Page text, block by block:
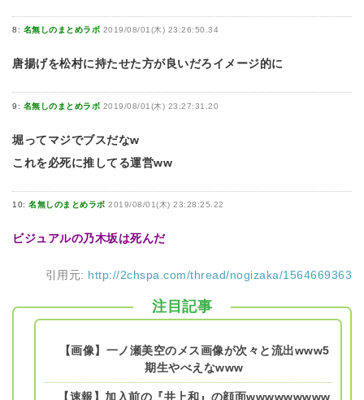
8: 名無しのまとめラボ 2019/08/01(木) 23:26:50.34
唐揚げを松村に持たせた方が良いだろイメージ的に
9: 名無しのまとめラボ 2019/08/01(木) 23:27:31.20
堀ってマジでブスだなw
これを必死に推してる運営ww
10: 名無しのまとめラボ 2019/08/01(木) 23:28:25.22
ビジュアルの乃木坂は死んだ
引用元: http://2chspa.com/thread/nogizaka/1564669363
注目記事
【画像】一ノ瀬美空のメス画像が次々と流出www5
期生やべえなwww
【速報】加入前の『井上和』の顔面wwwwwwwww